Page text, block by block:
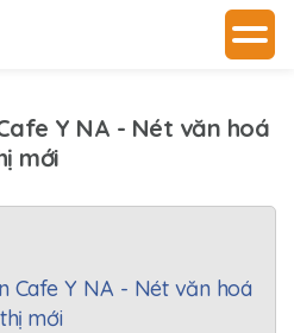
Y NA - Nét văn hoá
mới
Cafe Y NA - Nét văn hoá
mới